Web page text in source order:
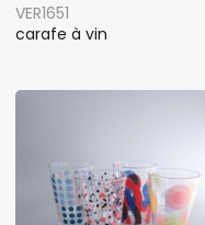
VER1651
carafe à vin